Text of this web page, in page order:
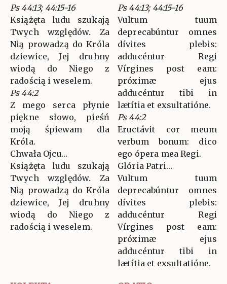
Ps 44:13; 44:15-16
Książęta ludu szukają
Twych względów. Za
Nią prowadzą do Króla
dziewice, Jej druhny
wiodą do Niego z
radością i weselem.
Ps 44:2
Z mego serca płynie
piękne słowo, pieśń
moją śpiewam dla
Króla.
Chwała Ojcu…
Książęta ludu szukają
Twych względów. Za
Nią prowadzą do Króla
dziewice, Jej druhny
wiodą do Niego z
radością i weselem.
Ps 44:13; 44:15-16
Vultum tuum
deprecabúntur omnes
dívites plebis:
adducéntur Regi
Vírgines post eam:
próximæ ejus
adducéntur tibi in
lætítia et exsultatióne.
Ps 44:2
Eructávit cor meum
verbum bonum: dico
ego ópera mea Regi.
Glória Patri…
Vultum tuum
deprecabúntur omnes
dívites plebis:
adducéntur Regi
Vírgines post eam:
próximæ ejus
adducéntur tibi in
lætítia et exsultatióne.